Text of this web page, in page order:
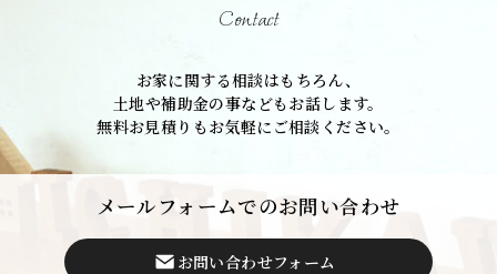
Contact
お家に関する相談はもちろん、
土地や補助金の事などもお話します。
無料お見積りもお気軽にご相談ください。
メールフォームでのお問い合わせ
お問い合わせフォーム